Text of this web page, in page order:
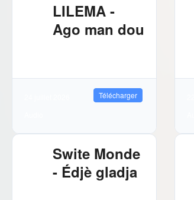
LILEMA -
Ago man dou
Télécharger
Swite Monde
- Édjè gladja